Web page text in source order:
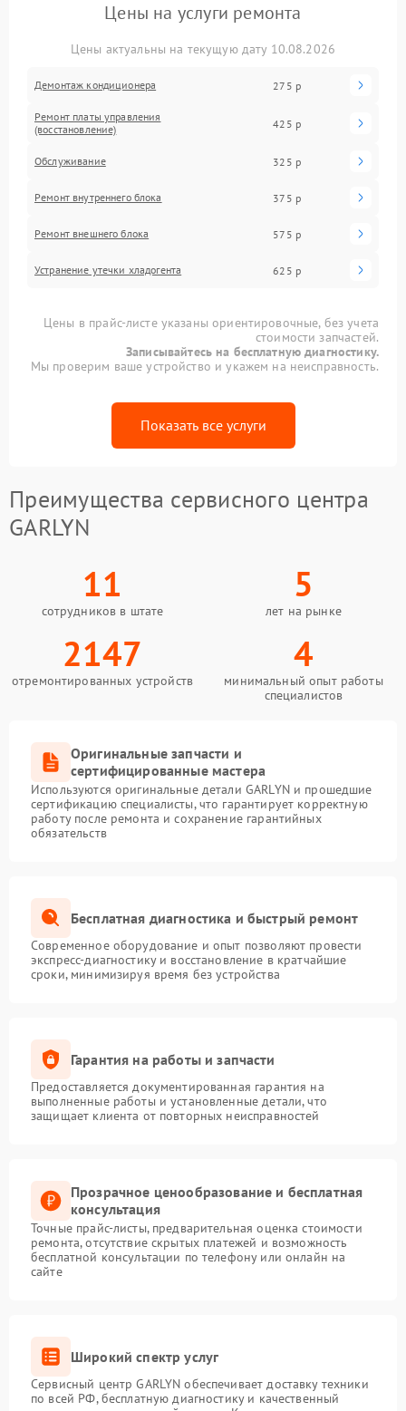
Цены на услуги ремонта
Цены актуальны на текущую дату 10.08.2026
Демонтаж кондиционера 275 р
Ремонт платы управления
(восстановление)
425 р
Обслуживание 325 р
Ремонт внутреннего блока 375 р
Ремонт внешнего блока 575 р
Устранение утечки хладогента 625 р
Цены в прайс-листе указаны ориентировочные, без учета
стоимости запчастей.
Записывайтесь на бесплатную диагностику.
Мы проверим ваше устройство и укажем на неисправность.
Показать все услуги
Преимущества сервисного центра
GARLYN
11
сотрудников в штате
5
лет на рынке
2147
отремонтированных устройств
4
минимальный опыт работы
специалистов
Оригинальные запчасти и
сертифицированные мастера
Используются оригинальные детали GARLYN и прошедшие
сертификацию специалисты, что гарантирует корректную
работу после ремонта и сохранение гарантийных
обязательств
Бесплатная диагностика и быстрый ремонт
Современное оборудование и опыт позволяют провести
экспресс-диагностику и восстановление в кратчайшие
сроки, минимизируя время без устройства
Гарантия на работы и запчасти
Предоставляется документированная гарантия на
выполненные работы и установленные детали, что
защищает клиента от повторных неисправностей
Прозрачное ценообразование и бесплатная
консультация
Точные прайс-листы, предварительная оценка стоимости
ремонта, отсутствие скрытых платежей и возможность
бесплатной консультации по телефону или онлайн на
сайте
Широкий спектр услуг
Сервисный центр GARLYN обеспечивает доставку техники
по всей РФ, бесплатную диагностику и качественный